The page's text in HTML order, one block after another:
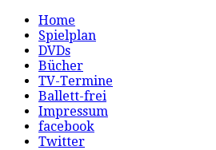
Home
Spielplan
DVDs
Bücher
TV-Termine
Ballett-frei
Impressum
facebook
Twitter